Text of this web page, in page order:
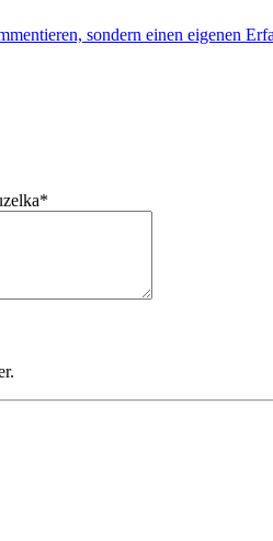
sondern einen eigenen